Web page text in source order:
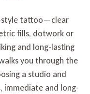
tattoo—clear
fills, dotwork or
and long-lasting
you through the
a studio and
immediate and long-